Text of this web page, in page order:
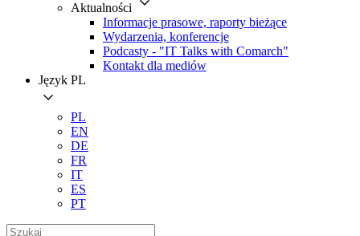
Aktualności
Informacje prasowe, raporty bieżące
Wydarzenia, konferencje
Podcasty - "IT Talks with Comarch"
Kontakt dla mediów
Język PL
PL
EN
DE
FR
IT
ES
PT